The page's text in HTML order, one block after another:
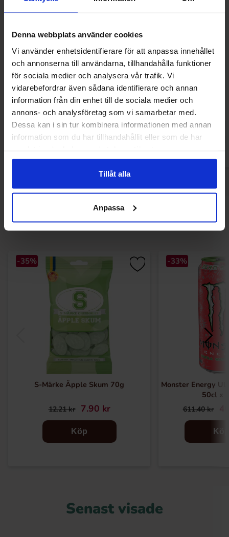
Denna webbplats använder cookies
Vi använder enhetsidentifierare för att anpassa innehållet
och annonserna till användarna, tillhandahålla funktioner
för sociala medier och analysera vår trafik. Vi
vidarebefordrar även sådana identifierare och annan
information från din enhet till de sociala medier och
annons- och analysföretag som vi samarbetar med.
Dessa kan i sin tur kombinera informationen med annan
information som du har tillhandahållit eller som de har
Tillåt alla
Anpassa
Jack Links Beef Jerky - Teriyaki 25g
47.22 kr
Arla
Andra gillade
-35%
S-Märke Äpple Skum 70g
12.21 kr 7.90 kr
Köp
-33%
Monster Energy
50cl x
611.40 kr
Köp
Senast visade